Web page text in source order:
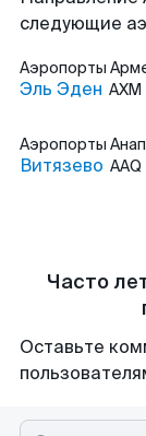
следующие
Аэропорты
Эль Эден AXM
Аэропорты
Витязево AAQ
Часто
Оставьте